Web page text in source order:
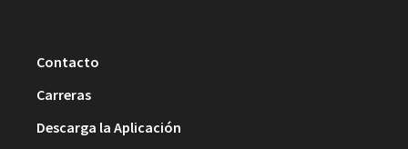
Contacto
Carreras
Descarga la Aplicación